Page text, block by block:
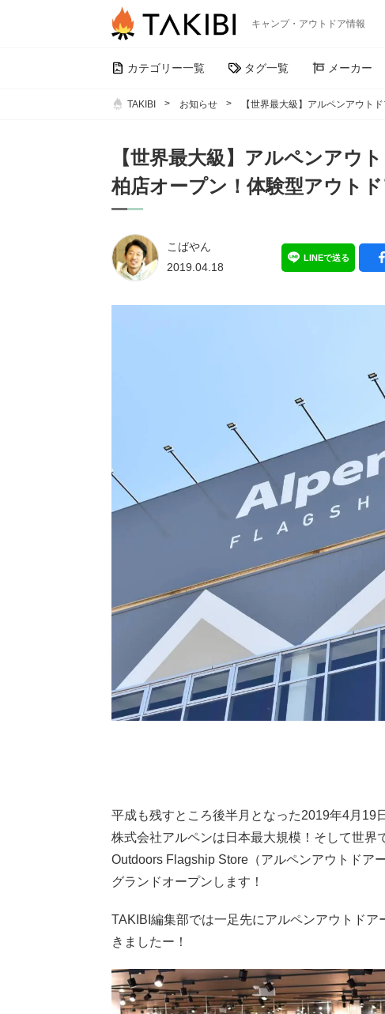
キャンプ・アウトドア情報
カテゴリー一覧 タグ一覧 メーカー
TAKIBI お知らせ 【世界最大級】アルペンアウト
【世界最大級】アルペンアウ
柏店オープン！体験型アウト
こばやん
2019.04.18
LINEで送る
平成も残すところ後半月となった2019年4月19
株式会社アルペンは日本最大規模！そして世
Outdoors Flagship Store（アルペンアウトドア
グランドオープンします！
TAKIBI編集部では一足先にアルペンアウトド
きましたー！